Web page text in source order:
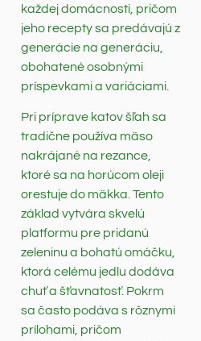
každej domácnosti, pričom
jeho recepty sa predávajú z
generácie na generáciu,
obohatené osobnými
príspevkami a variáciami.
Pri príprave katov šľah sa
tradične používa mäso
nakrájané na rezance,
ktoré sa na horúcom oleji
orestuje do mäkka. Tento
základ vytvára skvelú
platformu pre pridanú
zeleninu a bohatú omáčku,
ktorá celému jedlu dodáva
chuť a šťavnatosť. Pokrm
sa často podáva s rôznymi
prílohami, pričom